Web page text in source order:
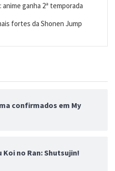
anime ganha 2ª temporada
fortes da Shonen Jump
confirmados em My
no Ran: Shutsujin!